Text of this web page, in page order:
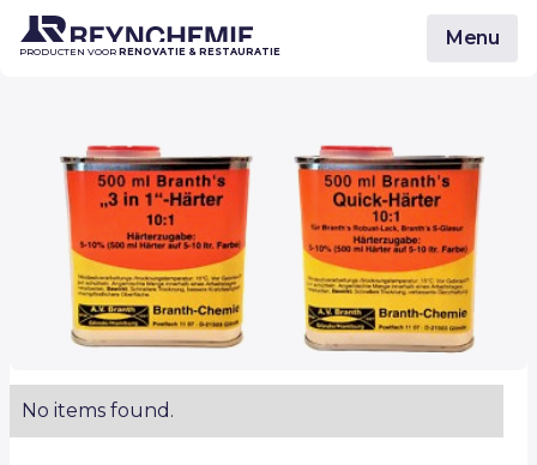
PRODUCTEN VOOR RENOVATIE & RESTAURATIE
Menu
No items found.